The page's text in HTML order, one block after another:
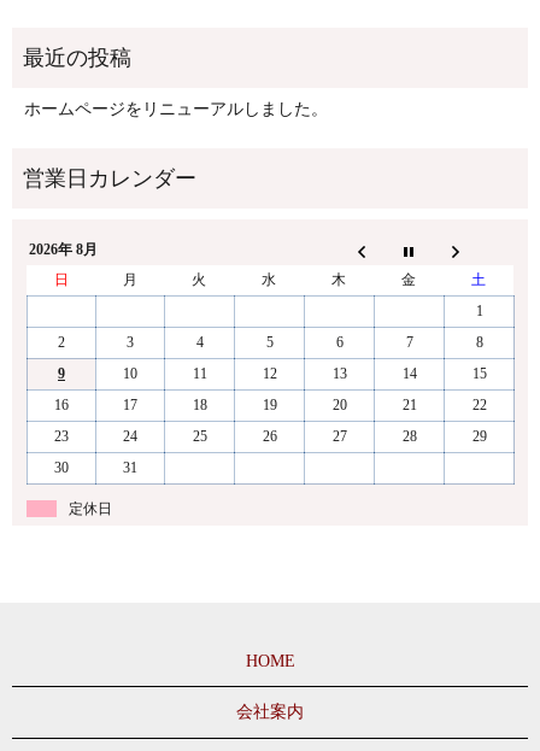
ホームページをリニューアルしました。
2026年 8月
日
月 火 水 木 金
土
1
2
3 4 5 6 7
8
9
10 11 12 13 14
15
16
17 18 19 20 21
22
23
24 25 26 27 28
29
30
31
定休日
HOME
会社案内